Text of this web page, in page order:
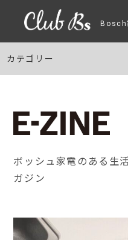
Bosch
カテゴリー
ボッシュ家電のある生
ガジン